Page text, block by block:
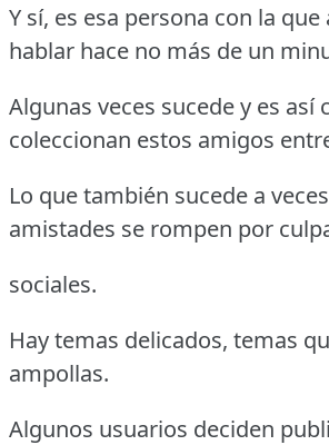
Y sí, es esa persona con la que
hablar hace no más de un
Algunas veces sucede y es así
coleccionan estos amigos
Lo que también sucede a
amistades se rompen por
sociales.
Hay temas delicados, temas
ampollas.
Algunos usuarios deciden